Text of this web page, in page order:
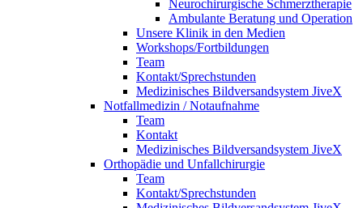
Neurochirurgische Schmerztherapie
Ambulante Beratung und Operation
Unsere Klinik in den Medien
Workshops/Fortbildungen
Team
Kontakt/Sprechstunden
Medizinisches Bildversandsystem JiveX
Notfallmedizin / Notaufnahme
Team
Kontakt
Medizinisches Bildversandsystem JiveX
Orthopädie und Unfallchirurgie
Team
Kontakt/Sprechstunden